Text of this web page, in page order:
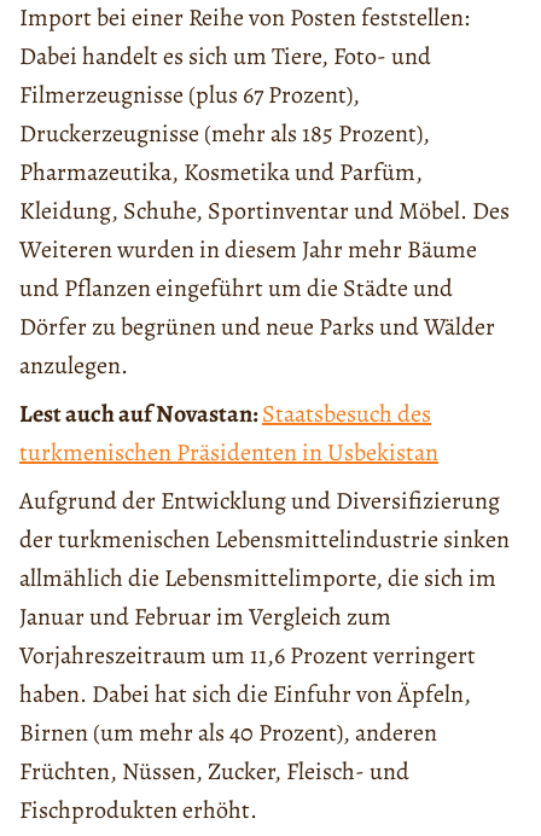
Import bei einer Reihe von Posten feststellen:
Dabei handelt es sich um Tiere, Foto- und
Filmerzeugnisse (plus 67 Prozent),
Druckerzeugnisse (mehr als 185 Prozent),
Pharmazeutika, Kosmetika und Parfüm,
Kleidung, Schuhe, Sportinventar und Möbel. Des
Weiteren wurden in diesem Jahr mehr Bäume
und Pflanzen eingeführt um die Städte und
Dörfer zu begrünen und neue Parks und Wälder
anzulegen.
Lest auch auf Novastan:Staatsbesuch des
turkmenischen Präsidenten in Usbekistan
Aufgrund der Entwicklung und Diversifizierung
der turkmenischen Lebensmittelindustrie sinken
allmählich die Lebensmittelimporte, die sich im
Januar und Februar im Vergleich zum
Vorjahreszeitraum um 11,6 Prozent verringert
haben. Dabei hat sich die Einfuhr von Äpfeln,
Birnen (um mehr als 40 Prozent), anderen
Früchten, Nüssen, Zucker, Fleisch- und
Fischprodukten erhöht.